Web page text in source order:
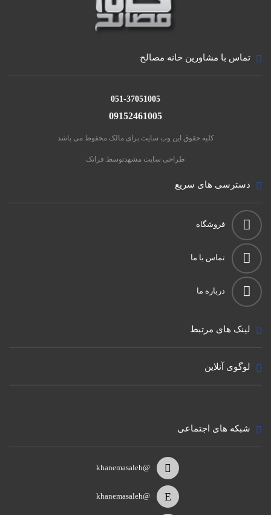
تماس با مشاورین خانه مصالح
051-37051005
09152461005
کلیه حقوق این وب سایت برای مالک محفوظ می باشد
طراحی سایت مشهدتوسط فراتک
دسترسی های سریع
فروشگاه
تماس با ما
درباره ما
لینک های مرتبط
لوگوی آنلاین
شبکه های اجتماعی
@khanemasaleh
@khanemasaleh